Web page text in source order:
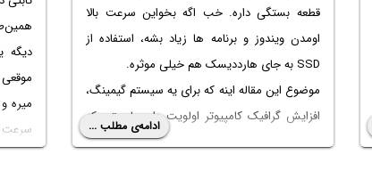
قطعه بستگی داره. خب اگه بخواین سرعت بالا
اومدن ویندوز و برنامه ها زیاد بشه، استفاده از
SSD به جای هارددیسک هم خیلی موثره.
موضوع این مقاله اینه که برای یه سیستم گیمینگ،
افزایش گرافیک کامپیوتر اولویت داره یا بهتره که
cpu رو عوض کنیم؟ معمولاً جواب اینه که ارتقا
ادامه‌ی مطلب ...
میره
سرعت
باعث